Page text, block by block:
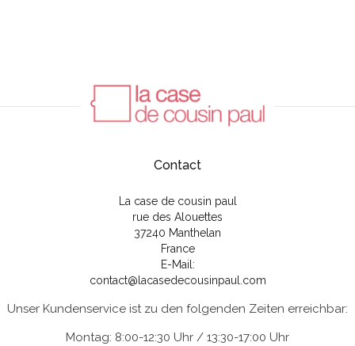
Contact
La case de cousin paul
rue des Alouettes
37240 Manthelan
France
E-Mail:
contact@lacasedecousinpaul.com
Unser Kundenservice ist zu den folgenden Zeiten erreichbar:
Montag: 8:00-12:30 Uhr / 13:30-17:00 Uhr